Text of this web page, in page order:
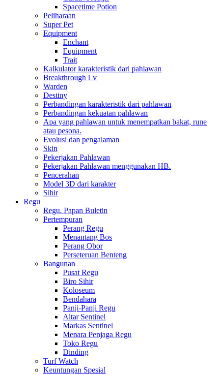
Spacetime Potion
Peliharaan
Super Pet
Equipment
Enchant
Equipment
Trait
Kalkulator karakteristik dari pahlawan
Breakthrough Lv
Warden
Destiny
Perbandingan karakteristik dari pahlawan
Perbandingan kekuatan pahlawan
Apa yang pahlawan untuk menempatkan bakat, rune
atau pesona.
Evolusi dan pengalaman
Skin
Pekerjakan Pahlawan
Pekerjakan Pahlawan menggunakan HB.
Pencerahan
Model 3D dari karakter
Sihir
Regu
Regu. Papan Buletin
Pertempuran
Perang Regu
Menantang Bos
Perang Obor
Perseteruan Benteng
Bangunan
Pusat Regu
Biro Sihir
Koloseum
Bendahara
Panji-Panji Regu
Altar Sentinel
Markas Sentinel
Menara Penjaga Regu
Toko Regu
Dinding
Turf Watch
Keuntungan Spesial